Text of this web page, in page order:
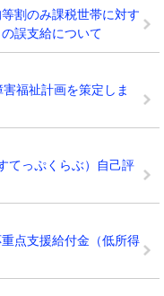
割のみ課税世帯に対す
誤支給について
福祉計画を策定しま
てっぷくらぶ）自己評
点支援給付金（低所得